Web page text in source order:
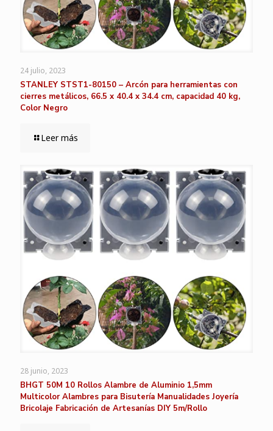
24 julio, 2023
STANLEY STST1-80150 – Arcón para herramientas con
cierres metálicos, 66.5 x 40.4 x 34.4 cm, capacidad 40 kg,
Color Negro
Leer más
28 junio, 2023
BHGT 50M 10 Rollos Alambre de Aluminio 1,5mm
Multicolor Alambres para Bisutería Manualidades Joyería
Bricolaje Fabricación de Artesanías DIY 5m/Rollo